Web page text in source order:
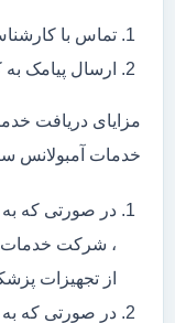
تماس با
ارسال پیامک
مزایای دریافت
خدمات آمبولانس
در صورتی که به
، شرکت خدمات
از تجهیزات
در صورتی که